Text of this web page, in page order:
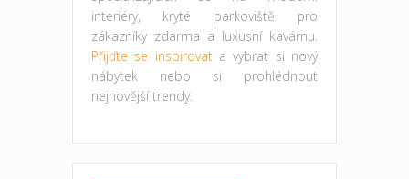
interiéry, kryté parkoviště pro
zákazníky zdarma a luxusní kavárnu.
Přijďte se inspirovata vybrat si nový
nábytek nebo si prohlédnout
nejnovější trendy.